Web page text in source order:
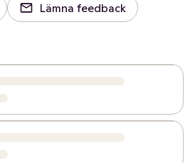
Lämna feedback